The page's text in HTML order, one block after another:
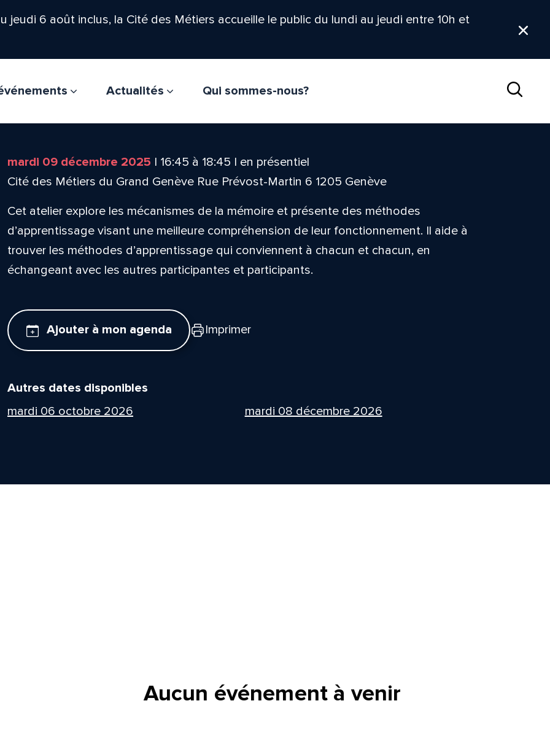
6 août inclus, la Cité des Métiers accueille le public du lundi au jeudi entre 10h et
Actualités
Qui sommes-nous?
mardi 09 décembre 2025 | 16:45 à 18:45 | en présentiel
Cité des Métiers du Grand Genève Rue Prévost-Martin 6 1205 Genève
Cet atelier explore les mécanismes de la mémoire et présente des méthodes
d’apprentissage visant une meilleure compréhension de leur fonctionnement. Il aide à
trouver les méthodes d’apprentissage qui conviennent à chacun et chacun, en
échangeant avec les autres participantes et participants.
Ajouter à mon agenda Imprimer
Autres dates disponibles
mardi 06 octobre 2026
mardi 08 décembre 2026
Aucun événement à venir